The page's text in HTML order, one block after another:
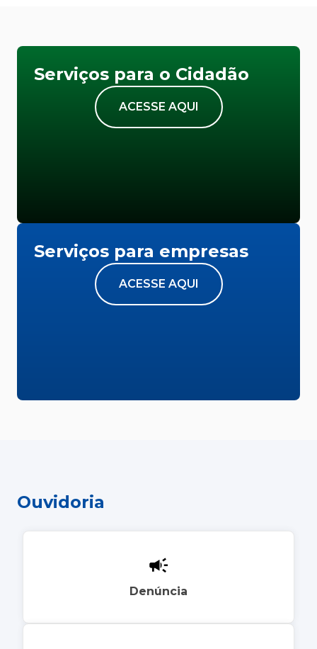
Serviços para o Cidadão
ACESSE AQUI
Serviços para empresas
ACESSE AQUI
Ouvidoria
Denúncia